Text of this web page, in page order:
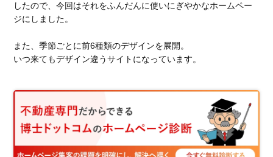
したので、今回はそれをふんだんに使いにぎやかなホームペー
ジにしました。
また、季節ごとに前6種類のデザインを展開。
いつ来てもデザイン違うサイトになっています。